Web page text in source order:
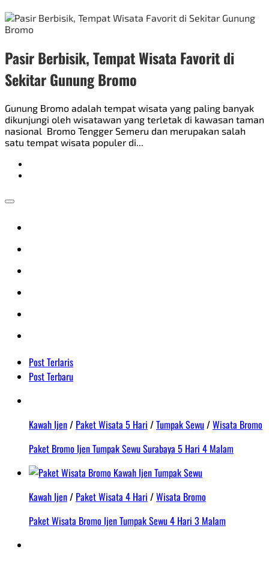
Pasir Berbisik, Tempat Wisata Favorit di
Sekitar Gunung Bromo
Gunung Bromo adalah tempat wisata yang paling banyak
dikunjungi oleh wisatawan yang terletak di kawasan taman
nasional Bromo Tengger Semeru dan merupakan salah
satu tempat wisata populer di...
Post Terlaris
Post Terbaru
Kawah Ijen/ Paket Wisata 5 Hari /Tumpak Sewu/Wisata Bromo
Paket Bromo Ijen Tumpak Sewu Surabaya 5 Hari 4 Malam
Kawah Ijen/ Paket Wisata 4 Hari /Wisata Bromo
Paket Wisata Bromo Ijen Tumpak Sewu 4 Hari 3 Malam